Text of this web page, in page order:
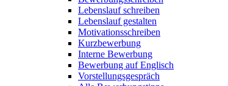
Lebenslauf schreiben
Lebenslauf gestalten
Motivationsschreiben
Kurzbewerbung
Interne Bewerbung
Bewerbung auf Englisch
Vorstellungsgespräch